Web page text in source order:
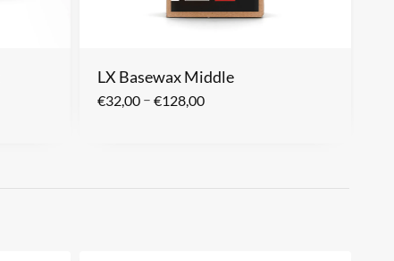
LX Basewax Middle
€32,00 – €128,00